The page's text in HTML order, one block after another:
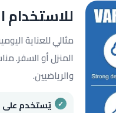
ويزيل اصفرار
وجديدًا